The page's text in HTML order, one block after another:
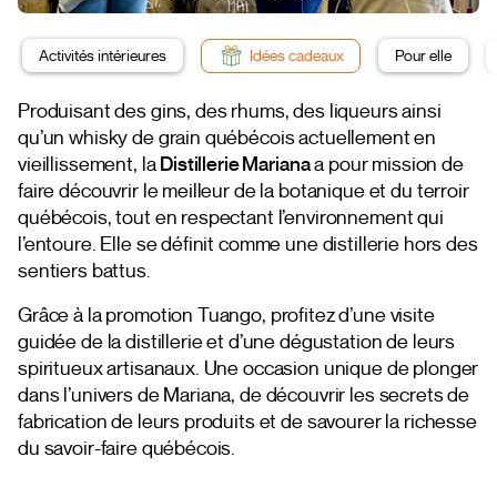
Activités intérieures Idées cadeaux Pour elle
Produisant des gins, des rhums, des liqueurs ainsi
qu’un whisky de grain québécois actuellement en
vieillissement, laDistillerie Marianaa pour mission de
faire découvrir le meilleur de la botanique et du terroir
québécois, tout en respectant l’environnement qui
l’entoure. Elle se définit comme une distillerie hors des
sentiers battus.
Grâce à la promotion Tuango, profitez d’une visite
guidée de la distillerie et d’une dégustation de leurs
spiritueux artisanaux. Une occasion unique de plonger
dans l’univers de Mariana, de découvrir les secrets de
fabrication de leurs produits et de savourer la richesse
du savoir-faire québécois.